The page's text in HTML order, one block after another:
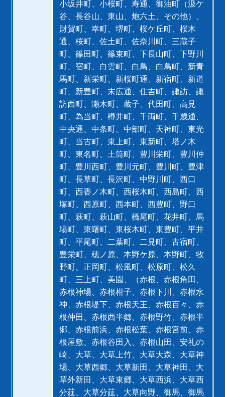
小坂井町、小桜町、寿通、御油町（汲ケ
谷、長谷山、東山、炮六土、その他）、
財賀町、幸町、堺町、桜ケ丘町、桜木
通、桜町、佐土町、佐奈川町、三蔵子
町、篠田町、篠束町、下長山町、下野川
町、宿町、白雲町、白鳥、白鳥町、新青
馬町、新栄町、新桜町通、新宿町、新道
町、新豊町、末広通、住吉町、諏訪、諏
訪西町、瀬木町、蔵子、代田町、高見
町、為当町、樽井町、千両町、千歳通、
中央通、中条町、中部町、天神町、東光
町、当古町、東上町、東新町、塔ノ木
町、東名町、土筒町、豊川栄町、豊川仲
町、豊川西町、豊川元町、豊川町、豊津
町、長草町、長沢町、中野川町、西口
町、西香ノ木町、西桜木町、西島町、西
塚町、西原町、西本町、西豊町、野口
町、萩町、萩山町、橋尾町、花井町、馬
場町、東曙町、東桜木町、東豊町、平井
町、平尾町、二葉町、二見町、古宿町、
豊栄町、穂ノ原、本野ケ原、本野町、牧
野町、正岡町、松風町、松原町、松久
町、三上町、美園、（赤根、赤根角田、
赤根神場、赤根柑子、赤根下川、赤根水
神、赤根堤下、赤根天王、赤根百々、赤
根仲田、赤根西半郷、赤根野竹、赤根半
郷、赤根前浜、赤根松葉、赤根宮前、赤
根屋敷、赤根谷田入、赤根山田、安礼の
崎、大草、大草上竹、大草大森、大草神
場、大草西郷、大草新田、大草神田、大
草外新田、大草東郷、大草西浜、大草西
分莚、大草分莚、大草向野、御馬、御馬